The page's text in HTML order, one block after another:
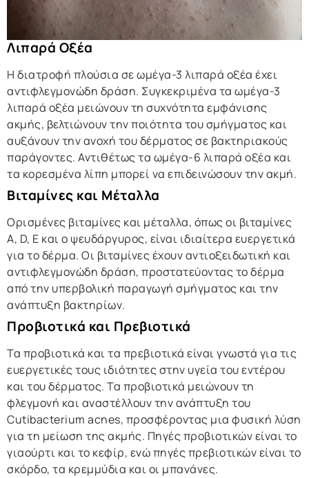
Λιπαρά Οξέα
Η διατροφή πλούσια σε ωμέγα-3 λιπαρά οξέα έχει
αντιφλεγμονώδη δράση. Συγκεκριμένα τα ωμέγα-3
λιπαρά οξέα μειώνουν τη συχνότητα εμφάνισης
ακμής, βελτιώνουν την ποιότητα του σμήγματος και
αυξάνουν την ανοχή του δέρματος σε βακτηριακούς
παράγοντες. Αντιθέτως τα ωμέγα-6 λιπαρά οξέα και
τα κορεσμένα λίπη μπορεί να επιδεινώσουν την ακμή.
Βιταμίνες και Μέταλλα
Ορισμένες βιταμίνες και μέταλλα, όπως οι βιταμίνες
A, D, E και ο ψευδάργυρος, είναι ιδιαίτερα ευεργετικά
για το δέρμα. Οι βιταμίνες έχουν αντιοξειδωτική και
αντιφλεγμονώδη δράση, προστατεύοντας το δέρμα
από την υπερβολική παραγωγή σμήγματος και την
ανάπτυξη βακτηρίων.
Προβιοτικά και Πρεβιοτικά
Τα προβιοτικά και τα πρεβιοτικά είναι γνωστά για τις
ευεργετικές τους ιδιότητες στην υγεία του εντέρου
και του δέρματος. Τα προβιοτικά μειώνουν τη
φλεγμονή και αναστέλλουν την ανάπτυξη του
Cutibacterium acnes, προσφέροντας μια φυσική λύση
για τη μείωση της ακμής. Πηγές προβιοτικών είναι το
γιαούρτι και το κεφίρ, ενώ πηγές πρεβιοτικών είναι το
σκόρδο, τα κρεμμύδια και οι μπανάνες.